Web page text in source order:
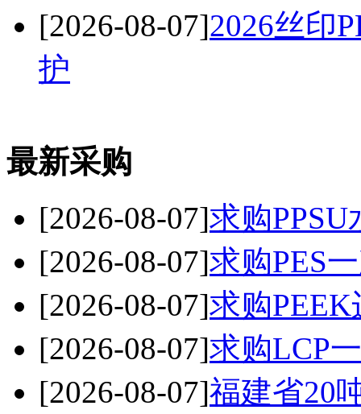
[2026-08-07]2026丝印
护
最新采购
[2026-08-07]求购PPSU
[2026-08-07]求购PES
[2026-08-07]求购
[2026-08-07]求购LCP
[2026-08-07]福建省20